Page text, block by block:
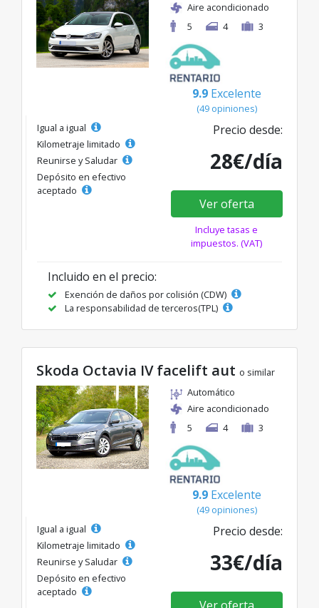
Aire acondicionado
5
4 3
9.9 Excelente
(49 opiniones)
Igual a igual
Kilometraje limitado
Reunirse y Saludar
Depósito en efectivo
aceptado
Precio desde:
28€/día
Ver oferta
Incluye tasas e
impuestos. (VAT)
Incluido en el precio:
Exención de daños por colisión (CDW)
La responsabilidad de terceros(TPL)
Skoda Octavia IV facelift aut o similar
Automático
Aire acondicionado
5
4 3
9.9 Excelente
(49 opiniones)
Igual a igual
Kilometraje limitado
Reunirse y Saludar
Depósito en efectivo
aceptado
Precio desde:
33€/día